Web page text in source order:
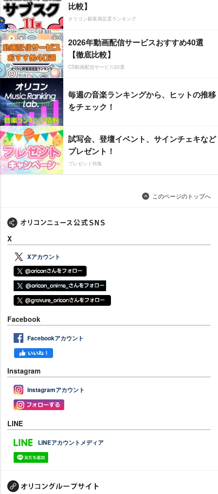
比較】
オリコン顧客満足度ランキング
2026年動画配信サービスおすすめ40選
【徹底比較】
CS動画配信サービス20選
毎週の音楽ランキングから、ヒットの推移
をチェック！
試写会、登壇イベント、サインチェキなど
プレゼント！
プレゼント特集
このページのトップへ
X
Xアカウント
Facebook
Facebookアカウント
Instagram
Instagramアカウント
LINE
LINEアカウントメディア